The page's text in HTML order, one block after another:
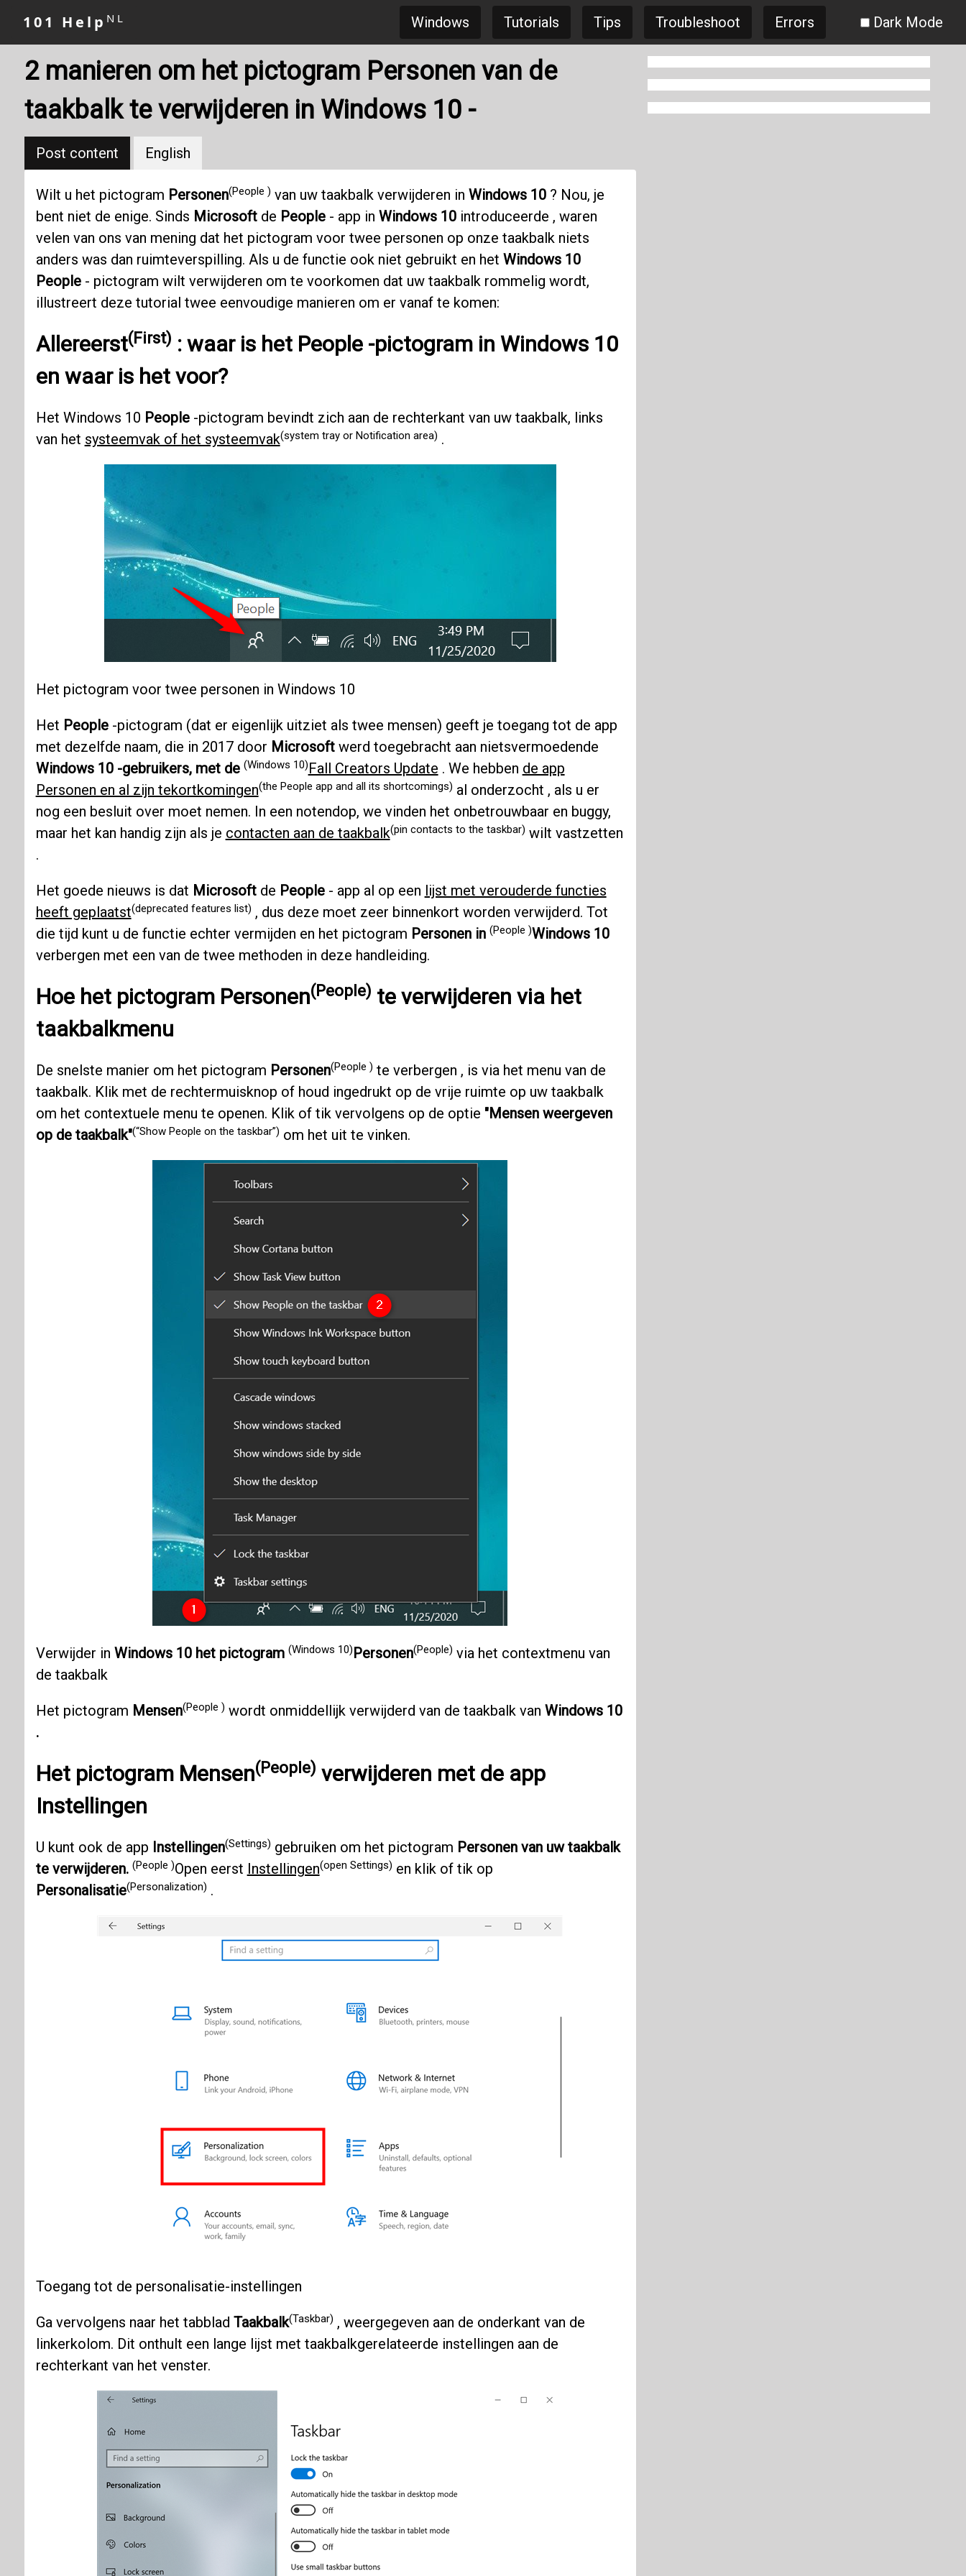
101 Help NL Windows Tutorials Tips Troubleshoot Errors Dark Mode
2 manieren om het pictogram Personen van de
taakbalk te verwijderen in Windows 10 -
Post content English
Wilt u het pictogram Personen(People ) van uw taakbalk verwijderen in Windows 10? Nou, je
bent niet de enige. Sinds Microsoftde People- app in Windows 10introduceerde , waren
velen van ons van mening dat het pictogram voor twee personen op onze taakbalk niets
anders was dan ruimteverspilling. Als u de functie ook niet gebruikt en het Windows 10
People- pictogram wilt verwijderen om te voorkomen dat uw taakbalk rommelig wordt,
illustreert deze tutorial twee eenvoudige manieren om er vanaf te komen:
Allereerst(First) : waar is het People-pictogram in Windows 10
en waar is het voor?
Het Windows 10 People-pictogram bevindt zich aan de rechterkant van uw taakbalk, links
van het systeemvak of het systeemvak(system tray or Notification area) .
Het pictogram voor twee personen in Windows 10
Het People-pictogram (dat er eigenlijk uitziet als twee mensen) geeft je toegang tot de app
met dezelfde naam, die in 2017 door Microsoftwerd toegebracht aan nietsvermoedende
Windows 10 -gebruikers, met de (Windows 10)Fall Creators Update . We hebben de app
Personen en al zijn tekortkomingen(the People app and all its shortcomings) al onderzocht , als u er
nog een besluit over moet nemen. In een notendop, we vinden het onbetrouwbaar en buggy,
maar het kan handig zijn als je contacten aan de taakbalk(pin contacts to the taskbar) wilt vastzetten
.
Het goede nieuws is dat Microsoftde People- app al op een lijst met verouderde functies
heeft geplaatst(deprecated features list) , dus deze moet zeer binnenkort worden verwijderd. Tot
die tijd kunt u de functie echter vermijden en het pictogram Personen in (People )Windows 10
verbergen met een van de twee methoden in deze handleiding.
Hoe het pictogram Personen(People) te verwijderen via het
taakbalkmenu
De snelste manier om het pictogram Personen(People ) te verbergen , is via het menu van de
taakbalk. Klik met de rechtermuisknop of houd ingedrukt op de vrije ruimte op uw taakbalk
om het contextuele menu te openen. Klik of tik vervolgens op de optie "Mensen weergeven
op de taakbalk"(“Show People on the taskbar”) om het uit te vinken.
Verwijder in Windows 10 het pictogram (Windows 10)Personen(People) via het contextmenu van
de taakbalk
Het pictogram Mensen(People ) wordt onmiddellijk verwijderd van de taakbalk van Windows 10
.
Het pictogram Mensen(People) verwijderen met de app
Instellingen
U kunt ook de app Instellingen(Settings) gebruiken om het pictogram Personen van uw taakbalk
te verwijderen. (People )Open eerst Instellingen(open Settings) en klik of tik op
Personalisatie(Personalization) .
Toegang tot de personalisatie-instellingen
Ga vervolgens naar het tabblad Taakbalk(Taskbar) , weergegeven aan de onderkant van de
linkerkolom. Dit onthult een lange lijst met taakbalkgerelateerde instellingen aan de
rechterkant van het venster.